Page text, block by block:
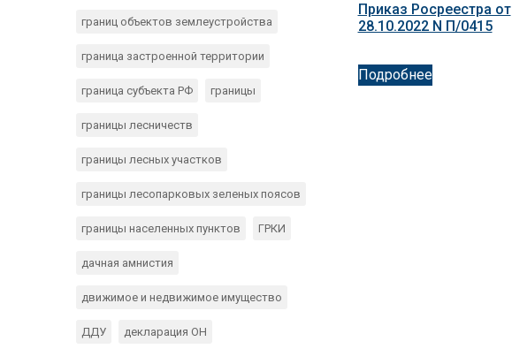
границ объектов землеустройства
граница застроенной территории
граница субъекта РФ границы
границы лесничеств
границы лесных участков
границы лесопарковых зеленых поясов
границы населенных пунктов ГРКИ
дачная амнистия
движимое и недвижимое имущество
ДДУ декларация ОН
Приказ Росреестра от
28.10.2022 N П/0415
Подробнее